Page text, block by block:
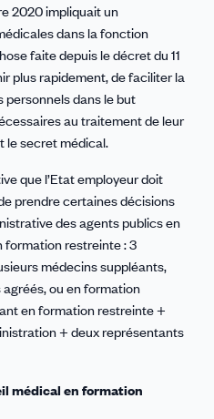
2020 impliquait un
dans la fonction
faite depuis le décret du 11
plus rapidement, de faciliter la
personnels dans le but
au traitement de leur
le secret médical.
que l’Etat employeur doit
prendre certaines décisions
des agents publics en
formation restreinte : 3
médecins suppléants,
ou en formation
en formation restreinte +
+ deux représentants
médical en formation